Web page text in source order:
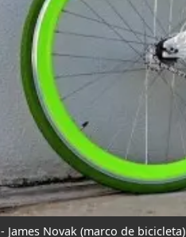
- James Novak (marco de bicicleta)